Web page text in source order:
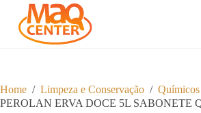
u
a
r
Home / Limpeza e Conservação / Químicos
PEROLAN ERVA DOCE 5L SABONETE